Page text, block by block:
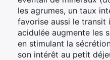
les agrumes, un taux
favorise aussi le transit
acidulée augmente les
en stimulant la
son intérêt au petit